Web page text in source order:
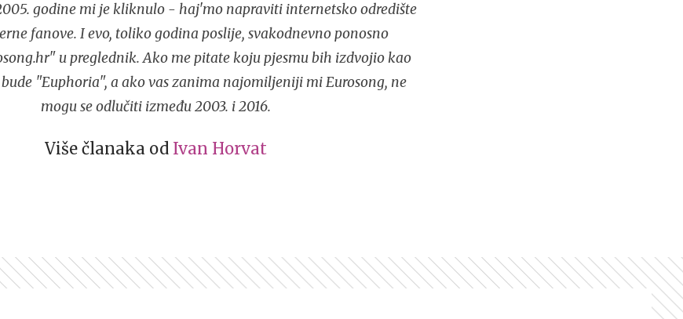
godine mi je kliknulo - haj'mo napraviti internetsko odredište
fanove. I evo, toliko godina poslije, svakodnevno ponosno
u preglednik. Ako me pitate koju pjesmu bih izdvojio kao
"Euphoria", a ako vas zanima najomiljeniji mi Eurosong, ne
mogu se odlučiti između 2003. i 2016.
Više članaka od Ivan Horvat